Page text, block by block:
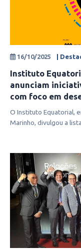
16/10/2025 |
Instituto
anunciam
com foco em
O Instituto Equatorial,
Marinho, divulgou a